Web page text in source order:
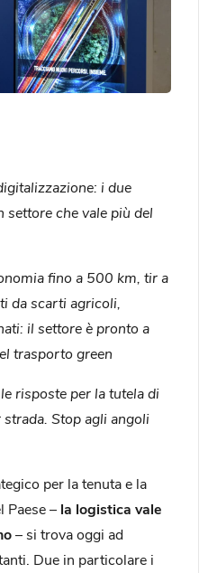
i due
che vale più del
fino a 500 km, tir a
da scarti agricoli,
il settore è pronto a
trasporto green
risposte per la tutela di
Stop agli angoli
per la tenuta e la
Paese – la logistica vale
– si trova oggi ad
Due in particolare i